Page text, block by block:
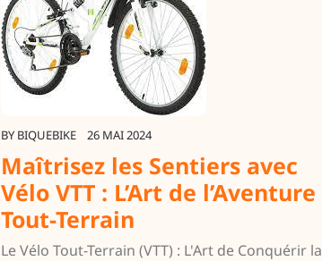
BY BIQUEBIKE 26 MAI 2024
Maîtrisez les Sentiers avec
Vélo VTT : L’Art de l’Aventure
Tout-Terrain
Le Vélo Tout-Terrain (VTT) : L'Art de Conquérir la